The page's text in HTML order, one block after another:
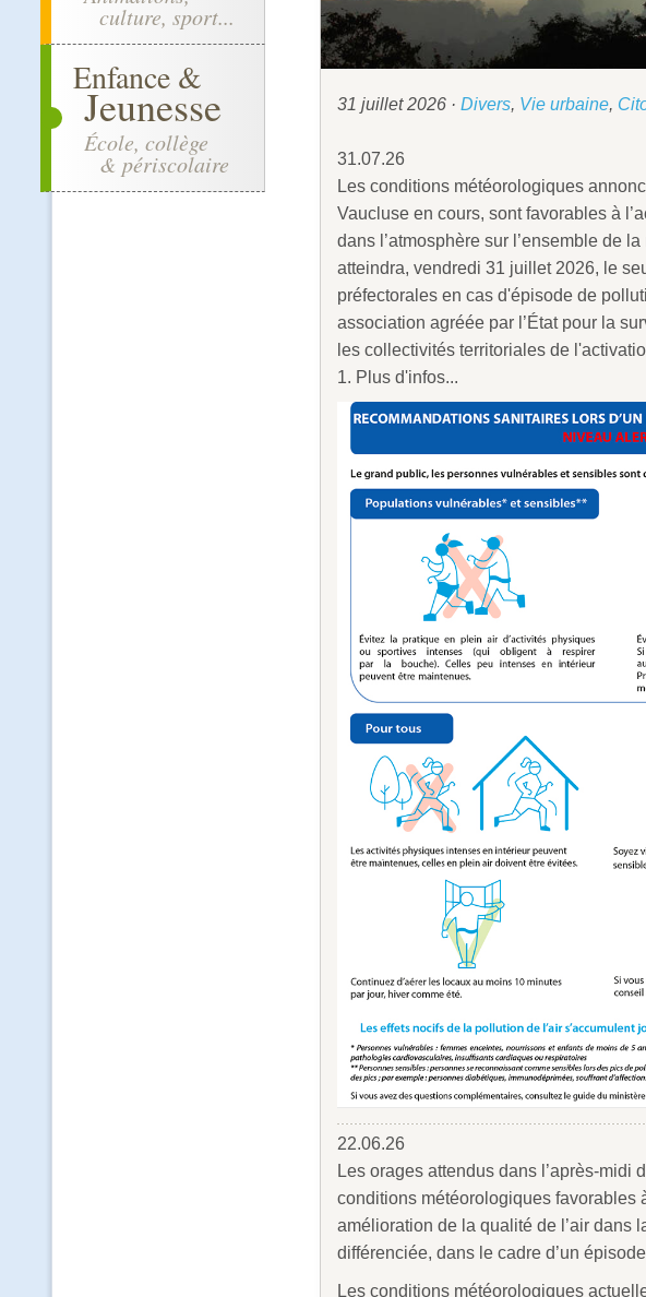
culture, sport...
Enfance &
Jeunesse
École, collège
& périscolaire
31 juillet 2026 · Divers, Vie urbaine,
31.07.26
Les conditions météorologiques
Vaucluse en cours, sont favorables à
dans l’atmosphère sur l’ensemble de
atteindra, vendredi 31 juillet 2026, le
préfectorales en cas d'épisode de
association agréée par l’État pour la
les collectivités territoriales de
1. Plus d'infos...
22.06.26
Les orages attendus dans l’après-midi
conditions météorologiques favorables
amélioration de la qualité de l’air dans
différenciée, dans le cadre d’un
Les conditions météorologiques